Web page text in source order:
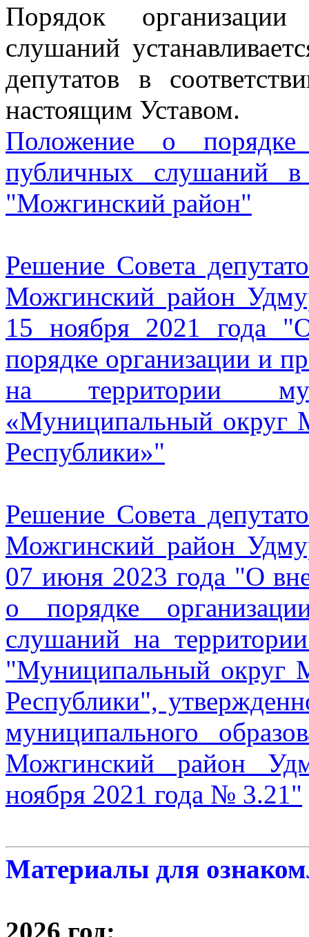
Порядок
слушаний
депутатов в
настоящим Уставом.
Положение о порядке
публичных слушаний в
"Можгинский район"
Решение Совета
Можгинский район
15 ноября 2021 года
порядке организации и
на территории
«Муниципальный округ
Республики»"
Решение Совета
Можгинский район
07 июня 2023 года "О
о порядке
слушаний на
"Муниципальный округ
Республики",
муниципального
Можгинский район
ноября 2021 года № 3.21"
Материалы для
2026 год: